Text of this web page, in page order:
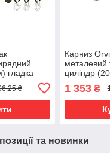
гладка
мм 240 см
₴
Карниз
металевий
циліндр
Сатин
(00-
1 353₴
та новинки